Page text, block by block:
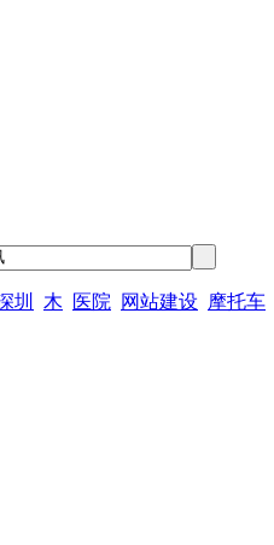
圳 木 医院 网站建设 摩托车